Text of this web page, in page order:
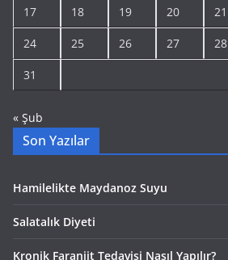
17 18 19 20 21
24 25 26 27 28
31
« Şub
Son Yazılar
Hamilelikte Maydanoz Suyu
Salatalık Diyeti
Kronik Faranjit Tedavisi Nasıl Yapılır?